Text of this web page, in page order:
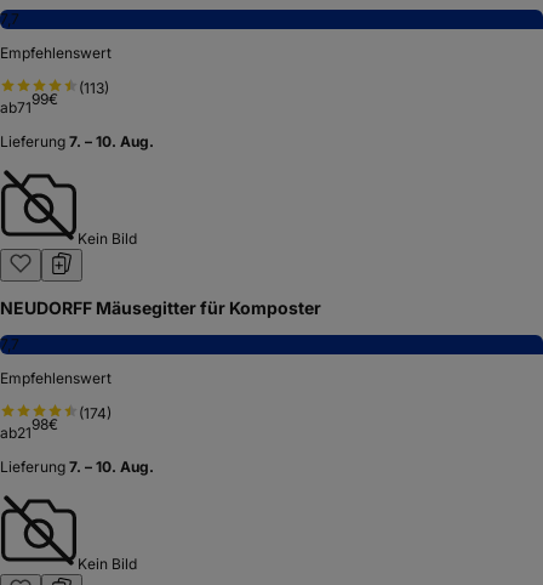
7,7
Empfehlenswert
(113)
ab7199€
Lieferung 7. – 10. Aug.
Kein Bild
NEUDORFF Mäusegitter für Komposter
7,7
Empfehlenswert
(174)
ab2198€
Lieferung 7. – 10. Aug.
Kein Bild